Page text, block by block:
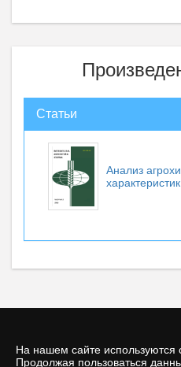
На нашем сайте используются
Продолжая пользоваться
Статьи
Анализ